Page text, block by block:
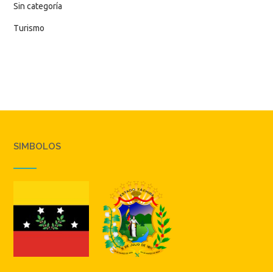
Sin categoría
Turismo
SIMBOLOS